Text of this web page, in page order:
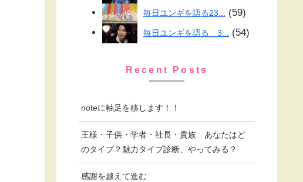
毎日ユンギを語る23... 59
毎日ユンギを語る 3... 54
Recent Posts
noteに軸足を移します！！
王様・子供・学者・社長・貴族 あなたはど
のタイプ？魅力タイプ診断、やってみる？
感謝を越えて進む